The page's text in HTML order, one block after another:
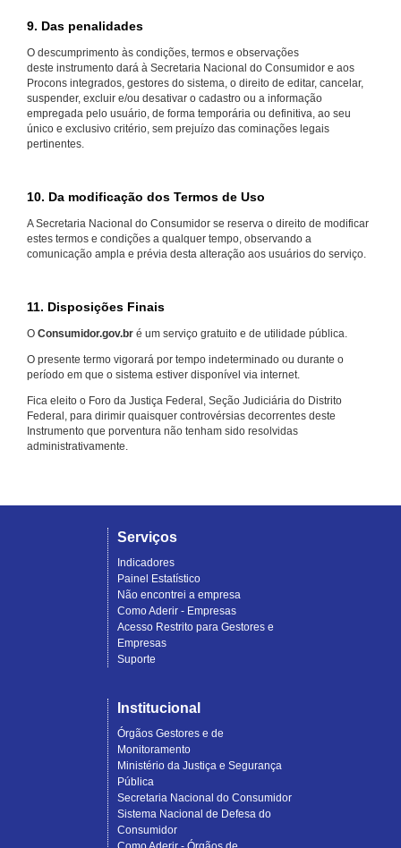
9. Das penalidades
O descumprimento às condições, termos e observações
deste instrumento dará à Secretaria Nacional do Consumidor e aos
Procons integrados, gestores do sistema, o direito de editar, cancelar,
suspender, excluir e/ou desativar o cadastro ou a informação
empregada pelo usuário, de forma temporária ou definitiva, ao seu
único e exclusivo critério, sem prejuízo das cominações legais
pertinentes.
10. Da modificação dos Termos de Uso
A Secretaria Nacional do Consumidor se reserva o direito de modificar
estes termos e condições a qualquer tempo, observando a
comunicação ampla e prévia desta alteração aos usuários do serviço.
11. Disposições Finais
O Consumidor.gov.br é um serviço gratuito e de utilidade pública.
O presente termo vigorará por tempo indeterminado ou durante o
período em que o sistema estiver disponível via internet.
Fica eleito o Foro da Justiça Federal, Seção Judiciária do Distrito
Federal, para dirimir quaisquer controvérsias decorrentes deste
Instrumento que porventura não tenham sido resolvidas
administrativamente.
Serviços
Indicadores
Painel Estatístico
Não encontrei a empresa
Como Aderir - Empresas
Acesso Restrito para Gestores e
Empresas
Suporte
Institucional
Órgãos Gestores e de
Monitoramento
Ministério da Justiça e Segurança
Pública
Secretaria Nacional do Consumidor
Sistema Nacional de Defesa do
Consumidor